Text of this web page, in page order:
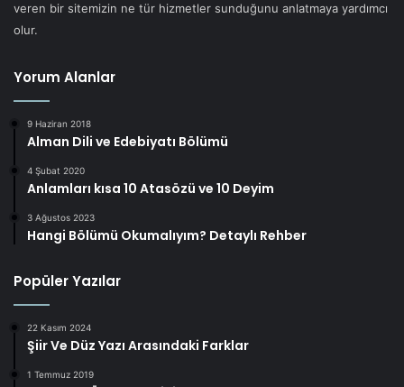
veren bir sitemizin ne tür hizmetler sunduğunu anlatmaya yardımcı
olur.
Yorum Alanlar
9 Haziran 2018
Alman Dili ve Edebiyatı Bölümü
4 Şubat 2020
Anlamları kısa 10 Atasözü ve 10 Deyim
3 Ağustos 2023
Hangi Bölümü Okumalıyım? Detaylı Rehber
Popüler Yazılar
22 Kasım 2024
Şiir Ve Düz Yazı Arasındaki Farklar
1 Temmuz 2019